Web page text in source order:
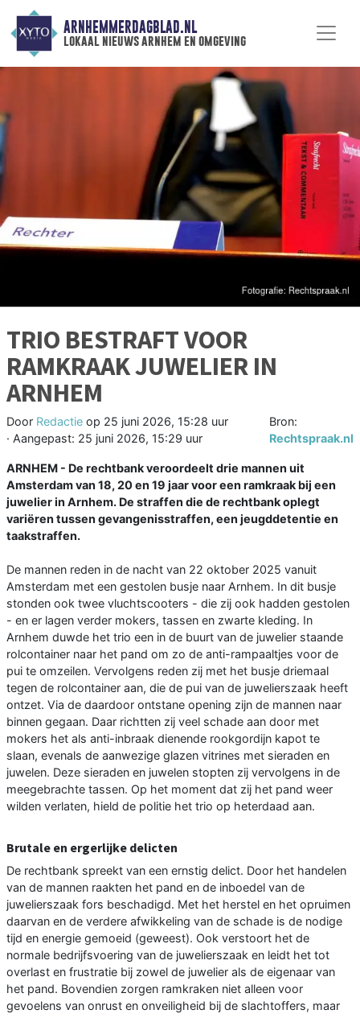
ARNHEMMERDAGBLAD.NL
lokaal nieuws arnhem en omgeving
TRIO BESTRAFT VOOR
RAMKRAAK JUWELIER IN
ARNHEM
Door Redactie op 25 juni 2026, 15:28 uur
· Aangepast: 25 juni 2026, 15:29 uur
Bron:
Rechtspraak.nl
ARNHEM - De rechtbank veroordeelt drie mannen uit
Amsterdam van 18, 20 en 19 jaar voor een ramkraak bij een
juwelier in Arnhem. De straffen die de rechtbank oplegt
variëren tussen gevangenisstraffen, een jeugddetentie en
taakstraffen.
De mannen reden in de nacht van 22 oktober 2025 vanuit
Amsterdam met een gestolen busje naar Arnhem. In dit busje
stonden ook twee vluchtscooters - die zij ook hadden gestolen
- en er lagen verder mokers, tassen en zwarte kleding. In
Arnhem duwde het trio een in de buurt van de juwelier staande
rolcontainer naar het pand om zo de anti-rampaaltjes voor de
pui te omzeilen. Vervolgens reden zij met het busje driemaal
tegen de rolcontainer aan, die de pui van de juwelierszaak heeft
ontzet. Via de daardoor ontstane opening zijn de mannen naar
binnen gegaan. Daar richtten zij veel schade aan door met
mokers het als anti-inbraak dienende rookgordijn kapot te
slaan, evenals de aanwezige glazen vitrines met sieraden en
juwelen. Deze sieraden en juwelen stopten zij vervolgens in de
meegebrachte tassen. Op het moment dat zij het pand weer
wilden verlaten, hield de politie het trio op heterdaad aan.
Brutale en ergerlijke delicten
De rechtbank spreekt van een ernstig delict. Door het handelen
van de mannen raakten het pand en de inboedel van de
juwelierszaak fors beschadigd. Met het herstel en het opruimen
daarvan en de verdere afwikkeling van de schade is de nodige
tijd en energie gemoeid (geweest). Ook verstoort het de
normale bedrijfsvoering van de juwelierszaak en leidt het tot
overlast en frustratie bij zowel de juwelier als de eigenaar van
het pand. Bovendien zorgen ramkraken niet alleen voor
gevoelens van onrust en onveiligheid bij de slachtoffers, maar